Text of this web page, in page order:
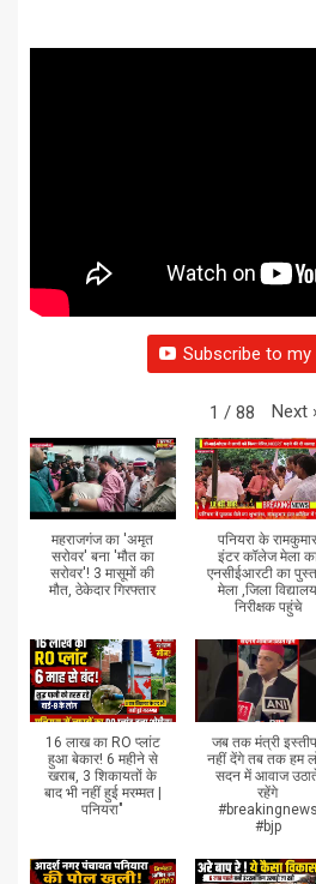
Subscribe to my
1 / 88 Next
महराजगंज का 'अमृत
सरोवर' बना 'मौत का
सरोवर'! 3 मासूमों की
मौत, ठेकेदार गिरफ्तार
पनियरा के
इंटर कॉलेज मेला
एनसीईआरटी का
मेला ,जिला विद्यालय
निरीक्षक पहुंचे
16 लाख का RO प्लांट
हुआ बेकार! 6 महीने से
खराब, 3 शिकायतों के
बाद भी नहीं हुई मरम्मत |
पनियरा"
जब तक मंत्री
नहीं देंगे तब तक हम
सदन में आवाज
रहेंगे
#breakingnews
#bjp